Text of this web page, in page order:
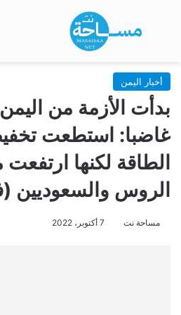
بحث عن
أخبار اليمن
بدأت الأزمة من
غاضبا: استطعت
الطاقة لكنها
الروس والسعوديين
مساحة نت 7 أكتوبر، 2022